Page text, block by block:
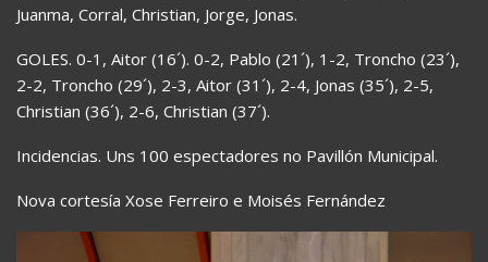
Juanma, Corral, Christian, Jorge, Jonas.
GOLES. 0-1, Aitor (16´). 0-2, Pablo (21´), 1-2, Troncho (23´),
2-2, Troncho (29´), 2-3, Aitor (31´), 2-4, Jonas (35´), 2-5,
Christian (36´), 2-6, Christian (37´).
Incidencias. Uns 100 espectadores no Pavillón Municipal.
Nova cortesía Xose Ferreiro e Moisés Fernández